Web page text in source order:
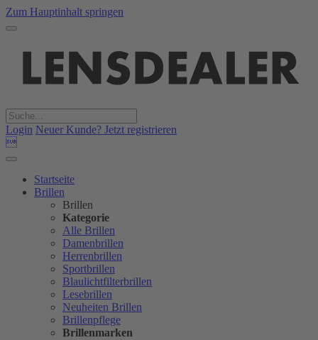
Zum Hauptinhalt springen
Login Neuer Kunde? Jetzt registrieren

Startseite
Brillen
Brillen
Kategorie
Alle Brillen
Damenbrillen
Herrenbrillen
Sportbrillen
Blaulichtfilterbrillen
Lesebrillen
Neuheiten Brillen
Brillenpflege
Brillenmarken